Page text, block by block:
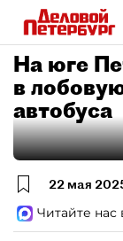
На юге
в
автобуса
22 мая
Читайте